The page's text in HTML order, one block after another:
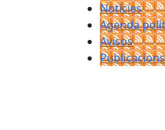
Notícies
Agenda
Avisos
Publicacions